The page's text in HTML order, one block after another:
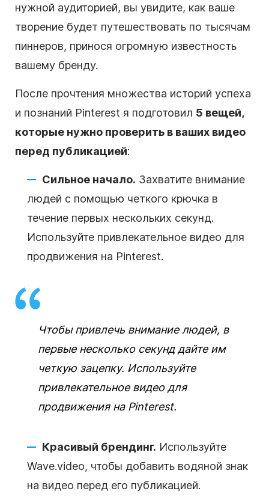
нужной аудиторией, вы увидите, как ваше
творение будет путешествовать по тысячам
пиннеров, принося огромную известность
вашему бренду.
После прочтения множества историй успеха
и познаний Pinterest я подготовил 5 вещей,
которые нужно проверить в ваших видео
перед публикацией:
Сильное начало. Захватите внимание
людей с помощью четкого крючка в
течение первых нескольких секунд.
Используйте привлекательное видео для
продвижения на Pinterest.
Чтобы привлечь внимание людей, в
первые несколько секунд дайте им
четкую зацепку. Используйте
привлекательное видео для
продвижения на Pinterest.
Красивый брендинг. Используйте
Wave.video, чтобы добавить водяной знак
на видео перед его публикацией.